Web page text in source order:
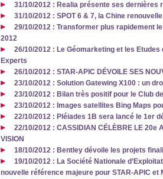
31/10/2012 : Realia présente ses dernières
31/10/2012 : SPOT 6 & 7, la Chine
29/10/2012 : Transformer plus rapidement
2012
26/10/2012 : Le Géomarketing et les
Experts
26/10/2012 : STAR-APIC DÉVOILE SES
23/10/2012 : Solution Gatewing X100 : un
23/10/2012 : Bilan très positif pour le Club
23/10/2012 : Images satellites Bing Maps
22/10/2012 : Pléiades 1B sera lancé le 1er
22/10/2012 : CASSIDIAN CÉLÈBRE LE 20e
VISION
18/10/2012 : Bentley dévoile les projets
19/10/2012 : La Société Nationale
nouvelle référence majeure pour STAR-APIC et